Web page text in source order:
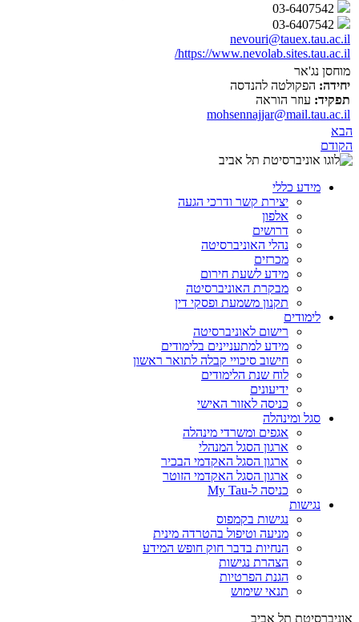
nevouri@tauex.tau.ac.il
https://www.nevolab.sites.tau.ac.il/
מוחסן נג'אר
יחידה: הפקולטה להנדסה
תפקיד: עוזר הוראה
mohsennajjar@mail.tau.ac.il
הבא
הקודם
מידע כללי
יצירת קשר ודרכי הגעה
אלפון
דרושים
נהלי האוניברסיטה
מכרזים
מידע לשעת חירום
מבקרת האוניברסיטה
תקנון משמעת ופסקי דין
לימודים
רישום לאוניברסיטה
מידע למתעניינים בלימודים
חישוב סיכויי קבלה לתואר ראשון
לוח שנת הלימודים
ידיעונים
כניסה לאזור האישי
סגל ומינהלה
אגפים ומשרדי מינהלה
ארגון הסגל המנהלי
ארגון הסגל האקדמי הבכיר
ארגון הסגל האקדמי הזוטר
כניסה ל-My Tau
נגישות
נגישות בקמפוס
מניעה וטיפול בהטרדה מינית
הנחיות בדבר חוק חופש המידע
הצהרת נגישות
הגנת הפרטיות
תנאי שימוש
אוניברסיטת תל אביב